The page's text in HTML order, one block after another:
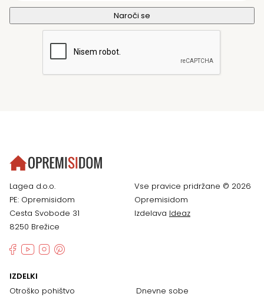
Lagea d.o.o.
PE: Opremisidom
Cesta Svobode 31
8250 Brežice
Vse pravice pridržane © 2026
Opremisidom
Izdelava Ideaz
IZDELKI
Otroško pohištvo
Dnevne sobe